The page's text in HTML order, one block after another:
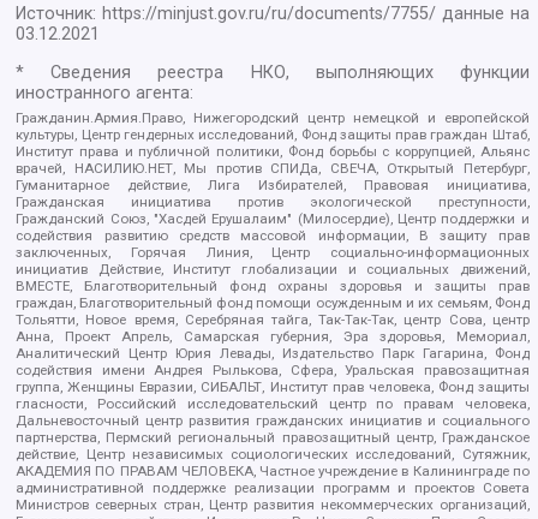
Источник: https://minjust.gov.ru/ru/documents/7755/ данные на
03.12.2021
* Сведения реестра НКО, выполняющих функции
иностранного агента:
Гражданин.Армия.Право, Нижегородский центр немецкой и европейской
культуры, Центр гендерных исследований, Фонд защиты прав граждан Штаб,
Институт права и публичной политики, Фонд борьбы с коррупцией, Альянс
врачей, НАСИЛИЮ.НЕТ, Мы против СПИДа, СВЕЧА, Открытый Петербург,
Гуманитарное действие, Лига Избирателей, Правовая инициатива,
Гражданская инициатива против экологической преступности,
Гражданский Союз, "Хасдей Ерушалаим" (Милосердие), Центр поддержки и
содействия развитию средств массовой информации, В защиту прав
заключенных, Горячая Линия, Центр социально-информационных
инициатив Действие, Институт глобализации и социальных движений,
ВМЕСТЕ, Благотворительный фонд охраны здоровья и защиты прав
граждан, Благотворительный фонд помощи осужденным и их семьям, Фонд
Тольятти, Новое время, Серебряная тайга, Так-Так-Так, центр Сова, центр
Анна, Проект Апрель, Самарская губерния, Эра здоровья, Мемориал,
Аналитический Центр Юрия Левады, Издательство Парк Гагарина, Фонд
содействия имени Андрея Рылькова, Сфера, Уральская правозащитная
группа, Женщины Евразии, СИБАЛЬТ, Институт прав человека, Фонд защиты
гласности, Российский исследовательский центр по правам человека,
Дальневосточный центр развития гражданских инициатив и социального
партнерства, Пермский региональный правозащитный центр, Гражданское
действие, Центр независимых социологических исследований, Сутяжник,
АКАДЕМИЯ ПО ПРАВАМ ЧЕЛОВЕКА, Частное учреждение в Калининграде по
административной поддержке реализации программ и проектов Совета
Министров северных стран, Центр развития некоммерческих организаций,